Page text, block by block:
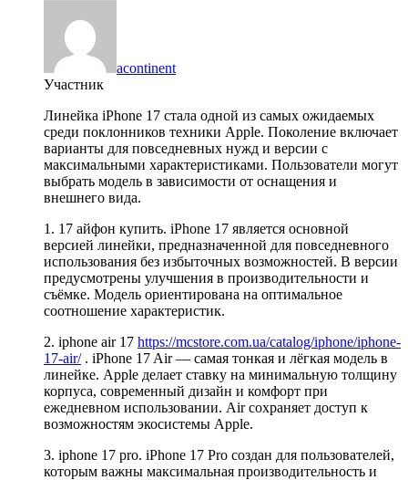
acontinent
Участник
Линейка iPhone 17 стала одной из самых ожидаемых
среди поклонников техники Apple. Поколение включает
варианты для повседневных нужд и версии с
максимальными характеристиками. Пользователи могут
выбрать модель в зависимости от оснащения и
внешнего вида.
1. 17 айфон купить. iPhone 17 является основной
версией линейки, предназначенной для повседневного
использования без избыточных возможностей. В версии
предусмотрены улучшения в производительности и
съёмке. Модель ориентирована на оптимальное
соотношение характеристик.
2. iphone air 17 https://mcstore.com.ua/catalog/iphone/iphone-
17-air/. iPhone 17 Air — самая тонкая и лёгкая модель в
линейке. Apple делает ставку на минимальную толщину
корпуса, современный дизайн и комфорт при
ежедневном использовании. Air сохраняет доступ к
возможностям экосистемы Apple.
3. iphone 17 pro. iPhone 17 Pro создан для пользователей,
которым важны максимальная производительность и